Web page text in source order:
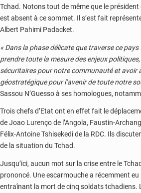
Tchad. Notons tout de même que le
est absent à ce sommet. Il s’est fait
Albert Pahimi Padacket.
« Dans la phase délicate que traverse ce
prendre toute la mesure des enjeux
sécuritaires pour notre communauté et avoir
géostratégique pour l’avenir de toute notre
Sassou N’Guesso à ses homologues,
Trois chefs d’Etat ont en effet fait le
de Joao Lurenço de l’Angola, Faustin-
Félix-Antoine Tshisekedi de la RDC. Ils
de la situation du Tchad.
Jusqu’ici, aucun mot sur la crise entre le
prononcé. Une escarmouche a récemment eu
entraînant la mort de cinq soldats tchadiens.